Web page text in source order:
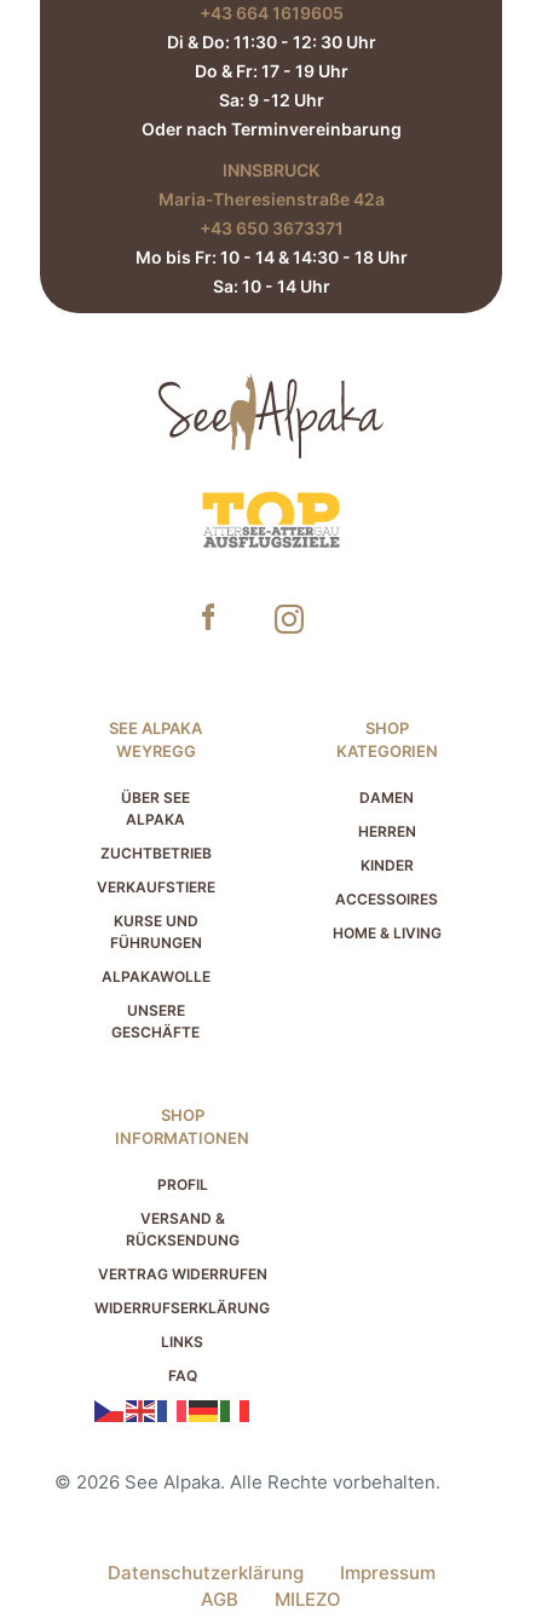
+43 664 1619605‬
Di & Do: 11:30 - 12: 30 Uhr
Do & Fr: 17 - 19 Uhr
Sa: 9 -12 Uhr
Oder nach Terminvereinbarung
INNSBRUCK
Maria-Theresienstraße 42a
+43 650 3673371‬
Mo bis Fr: 10 - 14 & 14:30 - 18 Uhr
Sa: 10 - 14 Uhr​
SEE ALPAKA
WEYREGG
ÜBER SEE
ALPAKA
ZUCHTBETRIEB
VERKAUFSTIERE
KURSE UND
FÜHRUNGEN
ALPAKAWOLLE
UNSERE
GESCHÄFTE
SHOP
KATEGORIEN
DAMEN
HERREN
KINDER
ACCESSOIRES
HOME & LIVING
SHOP
INFORMATIONEN
PROFIL
VERSAND &
RÜCKSENDUNG
VERTRAG WIDERRUFEN
WIDERRUFSERKLÄRUNG
LINKS
FAQ
© 2026 See Alpaka. Alle Rechte vorbehalten.
Datenschutzerklärung
Impressum
AGB
MILEZO